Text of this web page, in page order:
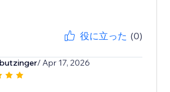
役に立った (0)
/ Apr 17, 2026